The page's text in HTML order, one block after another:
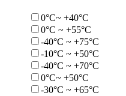
0°C~ +40°C
0°C ~ +55°C
-40°C ~ +75°C
-10°C ~ +50°C
-40°C ~ +70°C
0°C~ +50°C
-30°C ~ +65°C